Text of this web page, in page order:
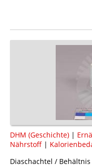
DHM (Geschichte) |
Nährstoff |
Diaschachtel / Behältnis